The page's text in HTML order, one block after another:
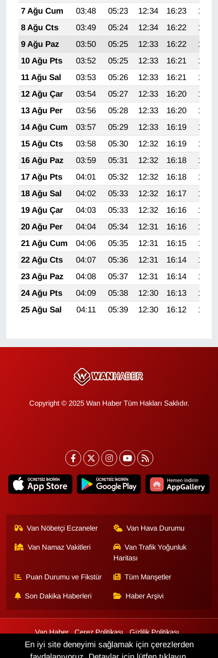
7 Ağu Cum
03:48 05:23 12:34 16:23
19:35
8 Ağu Cts
03:49 05:24 12:34 16:22
19:33
9 Ağu Paz
03:50 05:25 12:33 16:22
19:32
10 Ağu Pts
03:52 05:25 12:33 16:21
19:31
11 Ağu Sal
03:53 05:26 12:33 16:21
19:30
12 Ağu Çar
03:54 05:27 12:33 16:20
19:29
13 Ağu Per
03:56 05:28 12:33 16:20
19:27
14 Ağu Cum
03:57 05:29 12:33 16:19
19:26
15 Ağu Cts
03:58 05:30 12:32 16:19
19:25
16 Ağu Paz
03:59 05:31 12:32 16:18
19:24
17 Ağu Pts
04:01 05:32 12:32 16:18
19:22
18 Ağu Sal
04:02 05:33 12:32 16:17
19:21
19 Ağu Çar
04:03 05:33 12:32 16:16
19:20
20 Ağu Per
04:04 05:34 12:31 16:16
19:18
21 Ağu Cum
04:06 05:35 12:31 16:15
19:17
22 Ağu Cts
04:07 05:36 12:31 16:14
19:16
23 Ağu Paz
04:08 05:37 12:31 16:14
19:14
24 Ağu Pts
04:09 05:38 12:30 16:13
19:13
25 Ağu Sal
04:11 05:39 12:30 16:12 19:11
Copyright © 2025 Wan Haber Tüm Hakları Saklıdır.
Van Nöbetçi Eczaneler Van Hava Durumu
Van Namaz Vakitleri
Van Trafik Yoğunluk
Haritası
Puan Durumu ve Fikstür Tüm Manşetler
Son Dakika Haberleri Haber Arşivi
Van Haber Çerez Politikası
Gizlilik Politikası
Üyelik Sözleşmesi
Veri Politikası Künye İletişim
En iyi site deneyimi sağlamak için çerezlerden
Sinema - TV
SİYASET
SPOR
TEBRİK
TEKNOLOJİ
Turizm
VAN'DA SPOR
Vasıta
YAŞAM
YEREL